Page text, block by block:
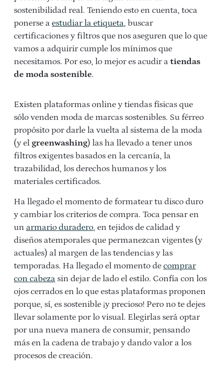
sostenibilidad real. Teniendo esto en cuenta, toca
ponerse a estudiar la etiqueta, buscar
certificaciones y filtros que nos aseguren que lo que
vamos a adquirir cumple los mínimos que
necesitamos. Por eso, lo mejor es acudir a tiendas
de moda sostenible.
Existen plataformas online y tiendas físicas que
sólo venden moda de marcas sostenibles. Su férreo
propósito por darle la vuelta al sistema de la moda
(y el greenwashing) las ha llevado a tener unos
filtros exigentes basados en la cercanía, la
trazabilidad, los derechos humanos y los
materiales certificados.
Ha llegado el momento de formatear tu disco duro
y cambiar los criterios de compra. Toca pensar en
un armario duradero, en tejidos de calidad y
diseños atemporales que permanezcan vigentes (y
actuales) al margen de las tendencias y las
temporadas. Ha llegado el momento de comprar
con cabeza sin dejar de lado el estilo. Confía con los
ojos cerrados en lo que estas plataformas proponen
porque, sí, es sostenible ¡y precioso! Pero no te dejes
llevar solamente por lo visual. Elegirlas será optar
por una nueva manera de consumir, pensando
más en la cadena de trabajo y dando valor a los
procesos de creación.